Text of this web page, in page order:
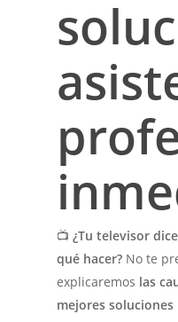
📺¿Tu televisor
qué hacer? No te
explicaremos las
mejores soluciones